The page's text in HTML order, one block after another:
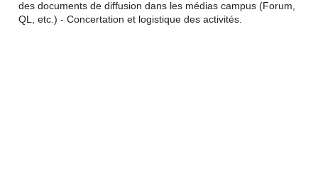
des documents de diffusion dans les médias campus (Forum,
QL, etc.) - Concertation et logistique des activités.